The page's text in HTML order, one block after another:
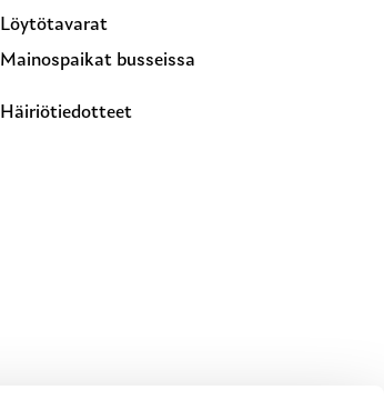
Löytötavarat
Häiriötiedotteet
Mainospaikat busseissa